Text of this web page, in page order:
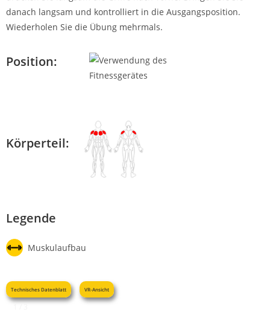
danach langsam und kontrolliert in die Ausgangsposition.
Wiederholen Sie die Übung mehrmals.
Position:
Körperteil:
Legende
Muskulaufbau
Technisches Datenblatt VR-Ansicht